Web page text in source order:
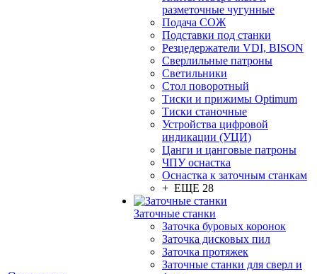
разметочные чугунные
Подача СОЖ
Подставки под станки
Резцедержатели VDI, BISON
Сверлильные патроны
Светильники
Стол поворотный
Тиски и прижимы Optimum
Тиски станочные
Устройства цифровой
индикации (УЦИ)
Цанги и цанговые патроны
ЧПУ оснастка
Оснастка к заточным станкам
+ ЕЩЕ 28
Заточные станки
Заточка буровых коронок
Заточка дисковых пил
Заточка протяжек
Заточные станки для сверл и